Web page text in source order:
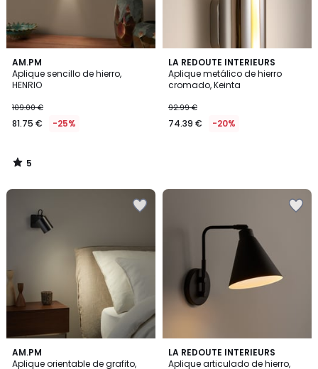
AM.PM
Aplique sencillo de hierro,
HENRIO
109.00 €
81.75 € -25%
5
/
5
5
/
LA REDOUTE INTERIEURS
Aplique metálico de hierro
cromado, Keinta
92.99 €
74.39 € -20%
AM.PM
Aplique orientable de grafito,
LA REDOUTE INTERIEURS
Aplique articulado de hierro,
5
/